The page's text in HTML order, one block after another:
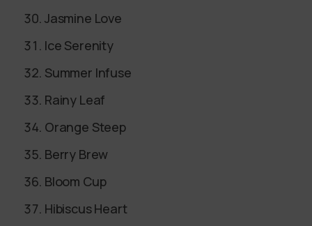
Jasmine Love
Ice Serenity
Summer Infuse
Rainy Leaf
Orange Steep
Berry Brew
Bloom Cup
Hibiscus Heart